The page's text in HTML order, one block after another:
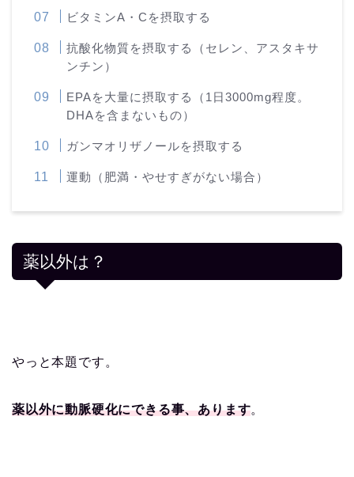
ビタミンA・Cを摂取する
抗酸化物質を摂取する（セレン、アスタキサ
ンチン）
EPAを大量に摂取する（1日3000mg程度。
DHAを含まないもの）
ガンマオリザノールを摂取する
運動（肥満・やせすぎがない場合）
薬以外は？
やっと本題です。
薬以外に動脈硬化にできる事、あります。